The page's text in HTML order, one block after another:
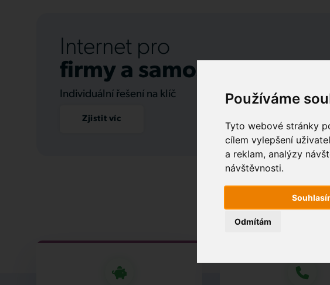
Používáme
Tyto webové stránky
cílem vylepšení
a reklam, analýzy
návštěvnosti.
Odmítám
Internet pro
firmy a samosprávu
Individuální řešení na klíč
Zjistit víc